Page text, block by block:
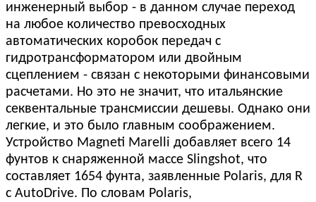
инженерный выбор - в данном случае переход
на любое количество превосходных
автоматических коробок передач с
гидротрансформатором или двойным
сцеплением - связан с некоторыми финансовыми
расчетами. Но это не значит, что итальянские
секвентальные трансмиссии дешевы. Однако они
легкие, и это было главным соображением.
Устройство Magneti Marelli добавляет всего 14
фунтов к снаряженной массе Slingshot, что
составляет 1654 фунта, заявленные Polaris, для R
с AutoDrive. По словам Polaris,